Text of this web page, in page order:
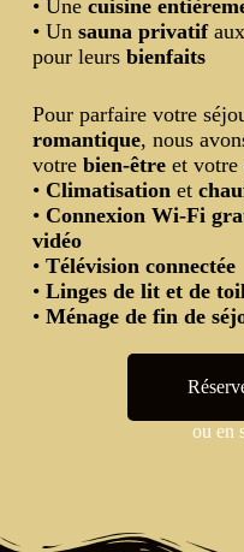
• Une cuisine
• Un sauna privatifaux
pour leurs bienfaits
Pour parfaire votre
romantique, nous
votre bien-êtreet votre
• Climatisationet
• Connexion Wi-Fi
vidéo
• Télévision connectée
• Linges de lit et de
• Ménage de fin de
ou en